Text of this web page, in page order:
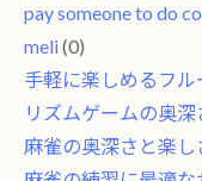
pay someone to do
meli(0)
手軽に楽しめるフ
リズムゲームの奥深
麻雀の奥深さと楽し